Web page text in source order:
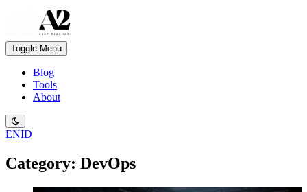
Toggle Menu
Blog
Tools
About
ENID
Category: DevOps